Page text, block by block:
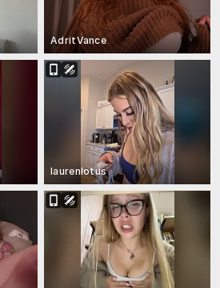
AdritVance
laurenlotus